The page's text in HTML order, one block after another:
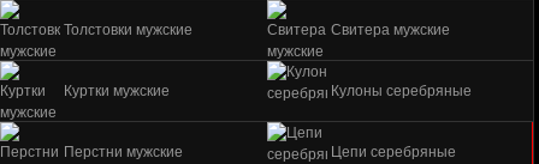
Толстовки мужские Свитера мужские
Куртки мужские Кулоны серебряные
Перстни мужские Цепи серебряные